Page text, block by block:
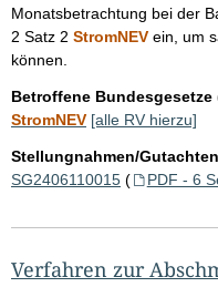
Monatsbetrachtung bei der
2 Satz 2 StromNEV ein, um
können.
Betroffene Bundesgesetze
StromNEV [alle RV hierzu]
Stellungnahmen/
SG2406110015 ( PDF - 6
Verfahren zur